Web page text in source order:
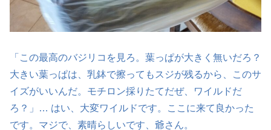
「この最高のバジリコを見ろ。葉っぱが大きく無いだろ？
大きい葉っぱは、乳鉢で擦ってもスジが残るから、このサ
イズがいいんだ。モチロン採りたてだぜ、ワイルドだ
ろ？」… はい、大変ワイルドです。ここに来て良かった
です。マジで、素晴らしいです、爺さん。